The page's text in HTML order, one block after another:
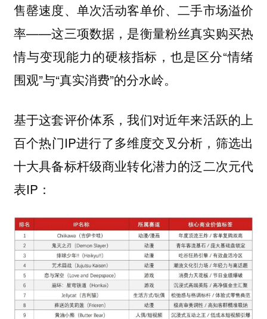
售罄速度、单次活动客单价、二手市场溢价
率——这三项数据，是衡量粉丝真实购买热
情与变现能力的硬核指标，也是区分“情绪
围观”与“真实消费”的分水岭。
基于这套评价体系，我们对近年来活跃的上
百个热门IP进行了多维度交叉分析，筛选出
十大具备标杆级商业转化潜力的泛二次元代
表IP：